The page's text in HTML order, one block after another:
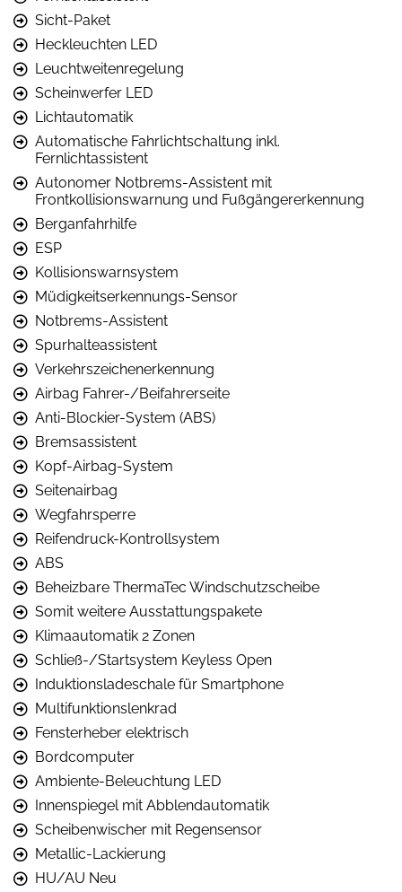
Sicht-Paket
Heckleuchten LED
Leuchtweitenregelung
Scheinwerfer LED
Lichtautomatik
Automatische Fahrlichtschaltung inkl.
Fernlichtassistent
Autonomer Notbrems-Assistent mit
Frontkollisionswarnung und Fußgängererkennung
Berganfahrhilfe
ESP
Kollisionswarnsystem
Müdigkeitserkennungs-Sensor
Notbrems-Assistent
Spurhalteassistent
Verkehrszeichenerkennung
Airbag Fahrer-/Beifahrerseite
Anti-Blockier-System (ABS)
Bremsassistent
Kopf-Airbag-System
Seitenairbag
Wegfahrsperre
Reifendruck-Kontrollsystem
ABS
Beheizbare ThermaTec Windschutzscheibe
Somit weitere Ausstattungspakete
Klimaautomatik 2 Zonen
Schließ-/Startsystem Keyless Open
Induktionsladeschale für Smartphone
Multifunktionslenkrad
Fensterheber elektrisch
Bordcomputer
Ambiente-Beleuchtung LED
Innenspiegel mit Abblendautomatik
Scheibenwischer mit Regensensor
Metallic-Lackierung
HU/AU Neu